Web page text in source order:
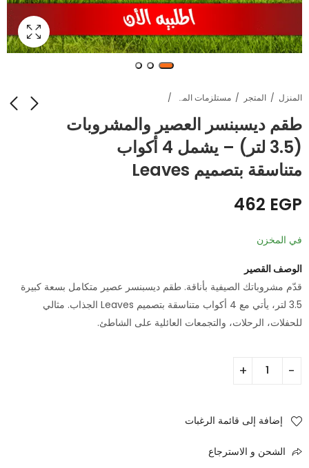
المنزل المتجر مستلزمات المطبخ
طقم ديسبنسر العصير والمشروبات
(3.5 لتر) – يشمل 4 أكواب
متناسقة بتصميم Leaves
462 EGP
في المخزن
الوصف القصير
قدّم مشروباتك الصيفية بأناقة. طقم ديسبنسر عصير متكامل بسعة كبيرة
3.5 لتر، يأتي مع 4 أكواب متناسقة بتصميم Leaves الجذاب. مثالي
للحفلات، الرحلات، والتجمعات العائلية على الشاطئ.
إضافة إلى قائمة الرغبات
الشحن و الاسترجاع